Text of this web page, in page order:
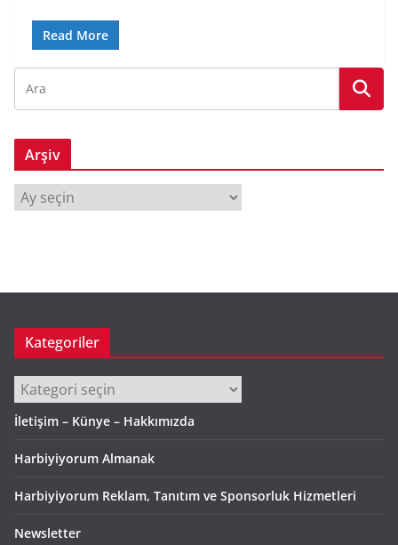
Read More
Arşiv
r
Kategoriler
Kategoriler
İletişim – Künye – Hakkımızda
Harbiyiyorum Almanak
Harbiyiyorum Reklam, Tanıtım ve Sponsorluk Hizmetleri
Newsletter